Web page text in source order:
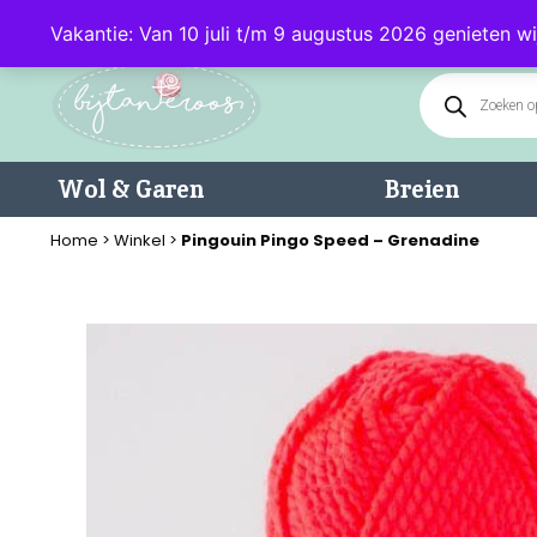
Vakantie: Van 10 juli t/m 9 augustus 2026 genieten
Wol & Garen Breien
Home > Winkel > Pingouin Pingo Speed – Grenadine